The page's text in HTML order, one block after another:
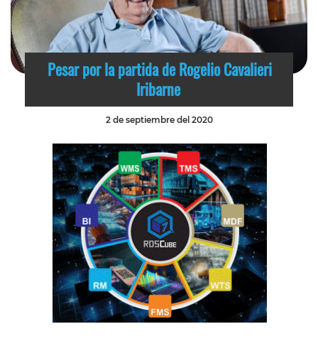
Pesar por la partida de Rogelio Cavalieri
Iribarne
2 de septiembre del 2020